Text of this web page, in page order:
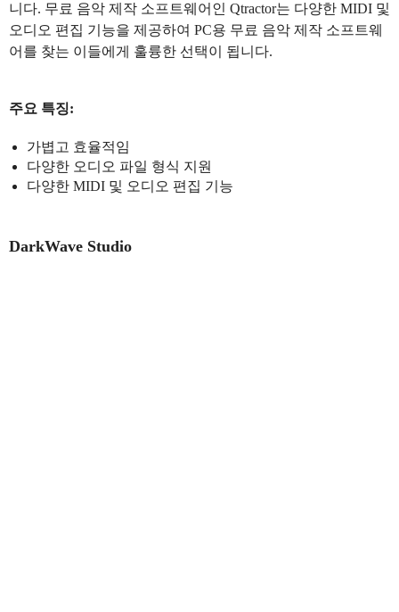
니다. 무료 음악 제작 소프트웨어인 Qtractor는 다양한 MIDI 및
오디오 편집 기능을 제공하여 PC용 무료 음악 제작 소프트웨
어를 찾는 이들에게 훌륭한 선택이 됩니다.
주요 특징:
가볍고 효율적임
다양한 오디오 파일 형식 지원
다양한 MIDI 및 오디오 편집 기능
DarkWave Studio